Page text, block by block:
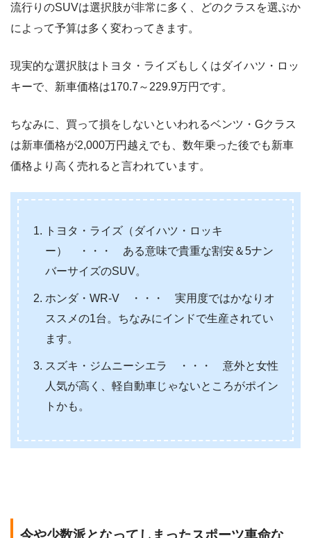
流行りのSUVは選択肢が非常に多く、どのクラスを選ぶか
によって予算は多く変わってきます。
現実的な選択肢はトヨタ・ライズもしくはダイハツ・ロッ
キーで、新車価格は170.7～229.9万円です。
ちなみに、買って損をしないといわれるベンツ・Gクラス
は新車価格が2,000万円越えでも、数年乗った後でも新車
価格より高く売れると言われています。
トヨタ・ライズ（ダイハツ・ロッキ
ー） ・・・ ある意味で貴重な割安＆5ナン
バーサイズのSUV。
ホンダ・WR-V ・・・ 実用度ではかなりオ
ススメの1台。ちなみにインドで生産されてい
ます。
スズキ・ジムニーシエラ ・・・ 意外と女性
人気が高く、軽自動車じゃないところがポイン
トかも。